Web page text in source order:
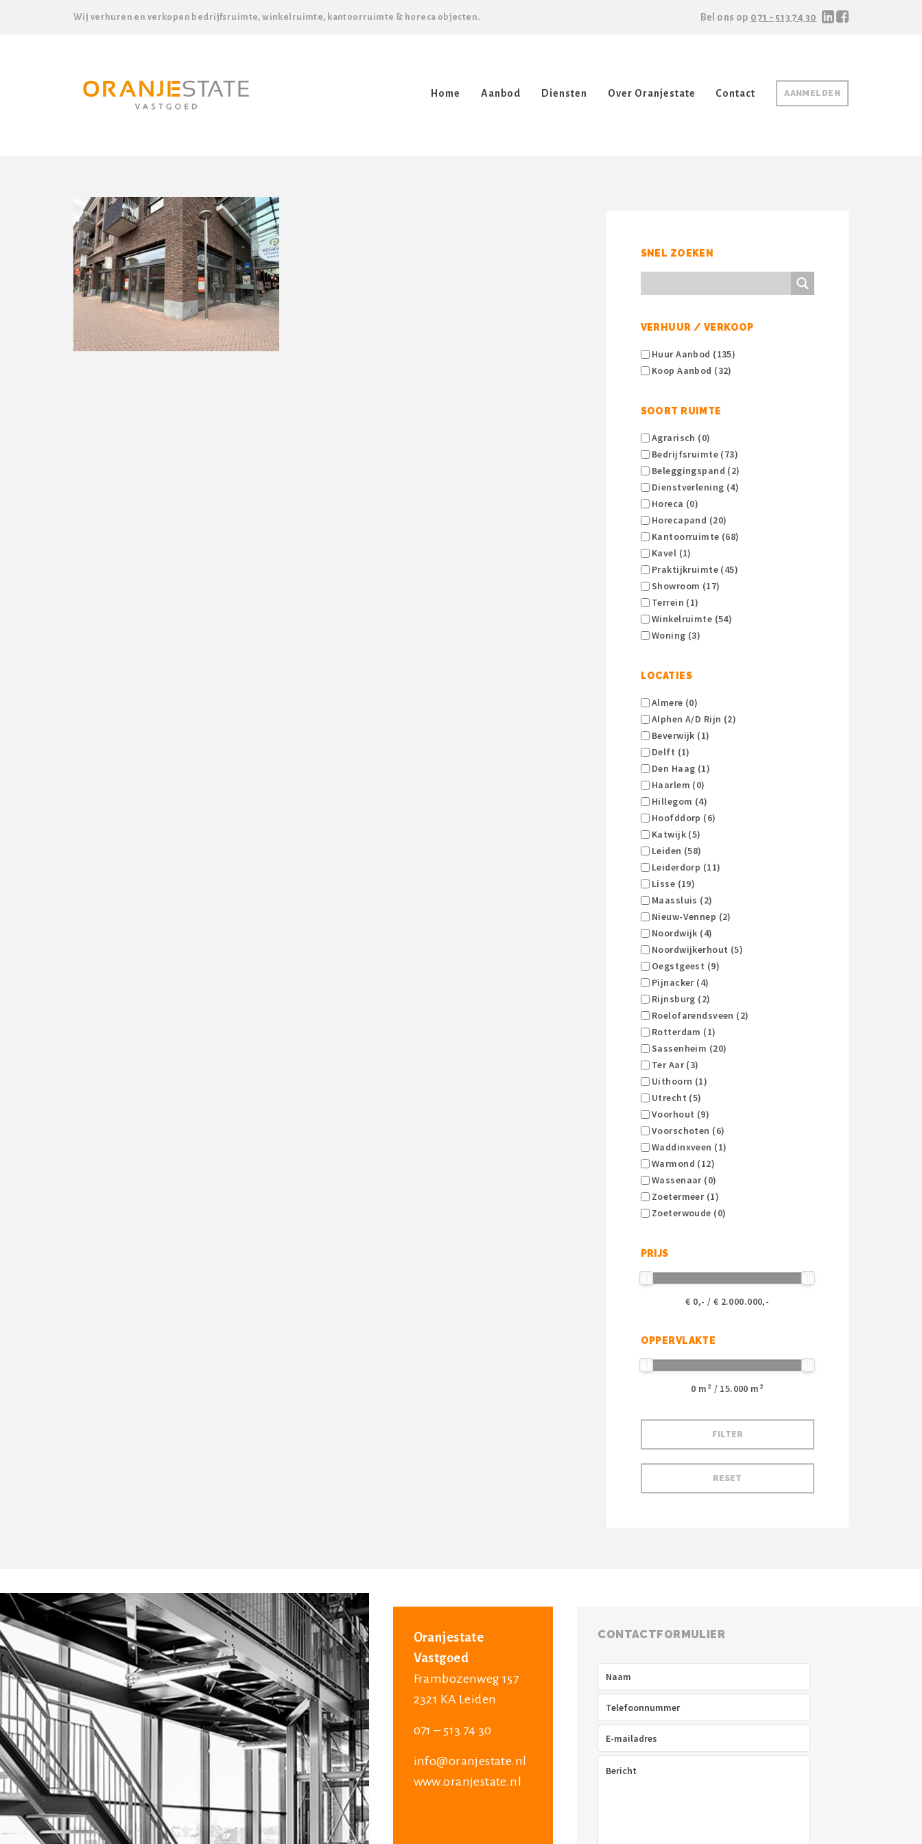
Wij verhuren en verkopen bedrijfsruimte, winkelruimte, kantoorruimte & horeca objecten. Bel ons op 071 - 513 74 30
AANMELDEN
Home Aanbod Diensten Over Oranjestate Contact
SNEL ZOEKEN
VERHUUR / VERKOOP
Huur Aanbod (135)
Koop Aanbod (32)
SOORT RUIMTE
Agrarisch (0)
Bedrijfsruimte (73)
Beleggingspand (2)
Dienstverlening (4)
Horeca (0)
Horecapand (20)
Kantoorruimte (68)
Kavel (1)
Praktijkruimte (45)
Showroom (17)
Terrein (1)
Winkelruimte (54)
Woning (3)
LOCATIES
Almere (0)
Alphen A/d Rijn (2)
Beverwijk (1)
Delft (1)
Den Haag (1)
Haarlem (0)
Hillegom (4)
Hoofddorp (6)
Katwijk (5)
Leiden (58)
Leiderdorp (11)
Lisse (19)
Maassluis (2)
Nieuw-Vennep (2)
Noordwijk (4)
Noordwijkerhout (5)
Oegstgeest (9)
Pijnacker (4)
Rijnsburg (2)
Roelofarendsveen (2)
Rotterdam (1)
Sassenheim (20)
Ter Aar (3)
Uithoorn (1)
Utrecht (5)
Voorhout (9)
Voorschoten (6)
Waddinxveen (1)
Warmond (12)
Wassenaar (0)
Zoetermeer (1)
Zoeterwoude (0)
PRIJS
€ 0,- / € 2.000.000,-
OPPERVLAKTE
0 m² / 15.000 m²
Oranjestate
Vastgoed
Frambozenweg 157
2321 KA Leiden
071 – 513 74 30
info@oranjestate.nl
www.oranjestate.nl
CONTACTFORMULIER
Telefoon
mailadres(Vereist)